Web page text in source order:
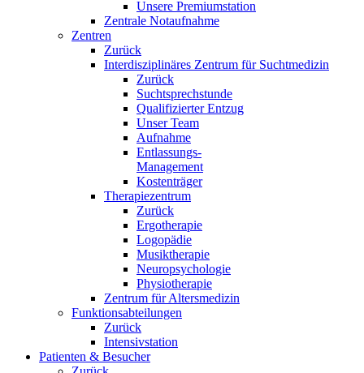
Unsere Premiumstation
Zentrale Notaufnahme
Zentren
Zurück
Interdisziplinäres Zentrum für Suchtmedizin
Zurück
Suchtsprechstunde
Qualifizierter Entzug
Unser Team
Aufnahme
Entlassungs-
Management
Kostenträger
Therapiezentrum
Zurück
Ergotherapie
Logopädie
Musiktherapie
Neuropsychologie
Physiotherapie
Zentrum für Altersmedizin
Funktionsabteilungen
Zurück
Intensivstation
Patienten & Besucher